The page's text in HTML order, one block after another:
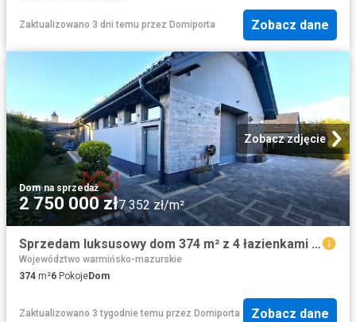
Zaktualizowano 3 dni temu przez Domiporta Zobacz dane
Zobacz zdjęcie
Dom·na sprzedaż
2 750 000 zł7 352 zł/m²
Sprzedam luksusowy dom 374 m² z 4 łazienkami w Nowej Wsi Ełckiej
Województwo warmińsko-mazurskie
374 m²6 PokojeDom
Zaktualizowano 3 tygodnie temu przez Domiporta Zobacz dane